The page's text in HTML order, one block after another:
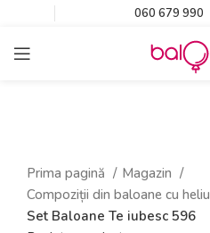
060 679 990
Prima pagină
Magazin
Compoziții din baloane cu heliu
Set Baloane Te iubesc 596